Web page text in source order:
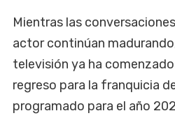
Mientras las
actor continúan
televisión ya ha
regreso para la franquicia
programado para el año